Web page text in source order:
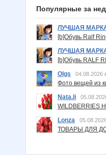
Популярные за
ЛУЧШАЯ
[b]Обувь Ralf
ЛУЧШАЯ
[b]Обувь RALF
Olgs
04.08.2026
Фото вещей из
Nata.li
Lonza
ТОВАРЫ ДЛЯ